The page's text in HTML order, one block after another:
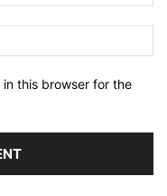
this browser for the